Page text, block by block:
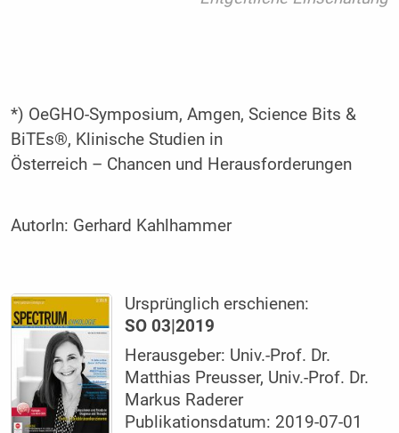
*) OeGHO-Symposium, Amgen, Science Bits &
BiTEs®, Klinische Studien in
Österreich – Chancen und Herausforderungen
AutorIn: Gerhard Kahlhammer
Ursprünglich erschienen:
SO 03|2019
Herausgeber: Univ.-Prof. Dr.
Matthias Preusser, Univ.-Prof. Dr.
Markus Raderer
Publikationsdatum: 2019-07-01